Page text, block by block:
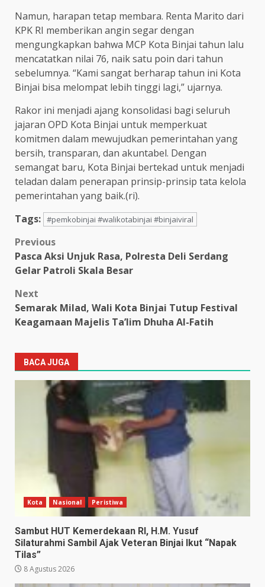
Namun, harapan tetap membara. Renta Marito dari
KPK RI memberikan angin segar dengan
mengungkapkan bahwa MCP Kota Binjai tahun lalu
mencatatkan nilai 76, naik satu poin dari tahun
sebelumnya. “Kami sangat berharap tahun ini Kota
Binjai bisa melompat lebih tinggi lagi,” ujarnya.
Rakor ini menjadi ajang konsolidasi bagi seluruh
jajaran OPD Kota Binjai untuk memperkuat
komitmen dalam mewujudkan pemerintahan yang
bersih, transparan, dan akuntabel. Dengan
semangat baru, Kota Binjai bertekad untuk menjadi
teladan dalam penerapan prinsip-prinsip tata kelola
pemerintahan yang baik.(ri).
Tags: #pemkobinjai #walikotabinjai #binjaiviral
Post
navigation
Previous
Pasca Aksi Unjuk Rasa, Polresta Deli Serdang
Gelar Patroli Skala Besar
Next
Semarak Milad, Wali Kota Binjai Tutup Festival
Keagamaan Majelis Ta’lim Dhuha Al-Fatih
BACA JUGA
Kota Nasional Peristiwa
Sambut HUT Kemerdekaan RI, H.M. Yusuf
Silaturahmi Sambil Ajak Veteran Binjai Ikut “Napak
Tilas”
8 Agustus 2026